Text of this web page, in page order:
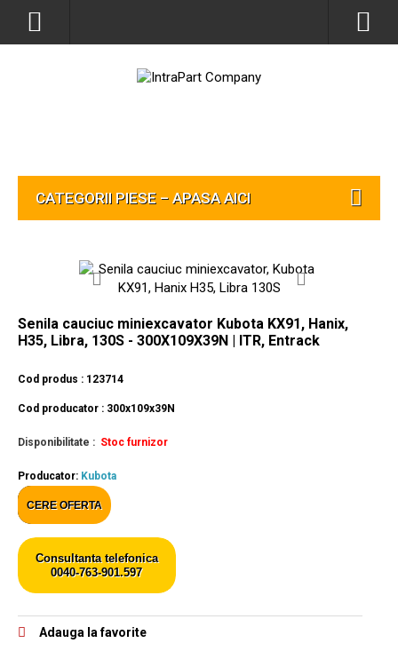
CATEGORII PIESE – APASA AICI
Senila cauciuc miniexcavator Kubota KX91, Hanix,
H35, Libra, 130S - 300X109X39N | ITR, Entrack
Cod produs : 123714
Cod producator : 300x109x39N
Disponibilitate : Stoc furnizor
Producator: Kubota
CERE OFERTA
Consultanta telefonica
0040-763-901.597
Adauga la favorite